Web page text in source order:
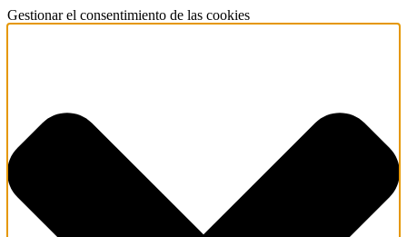
Gestionar el consentimiento de las cookies